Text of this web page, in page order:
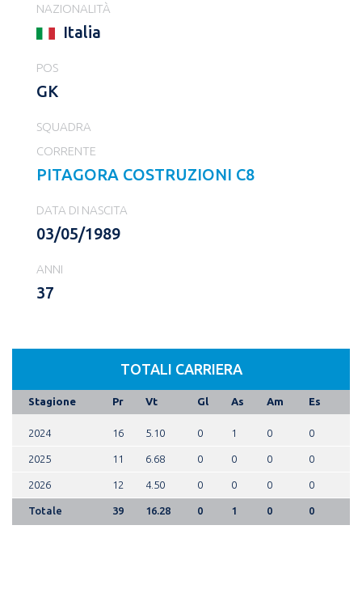
NAZIONALITÀ
Italia
POS
GK
SQUADRA
CORRENTE
PITAGORA COSTRUZIONI C8
DATA DI NASCITA
03/05/1989
ANNI
37
TOTALI CARRIERA
Stagione Pr Vt Gl As Am Es
2024 16 5.10 0 1 0 0
2025 11 6.68 0 0 0 0
2026 12 4.50 0 0 0 0
Totale 39 16.28 0 1 0 0